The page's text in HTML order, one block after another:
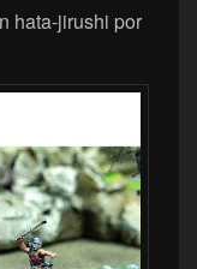
hata-jirushi por